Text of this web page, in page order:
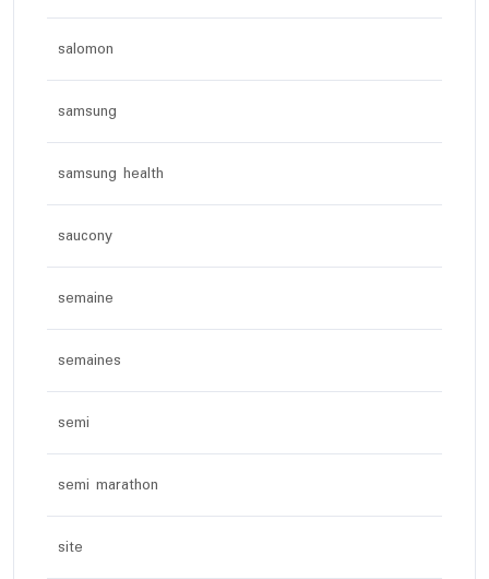
salomon
samsung
samsung health
saucony
semaine
semaines
semi
semi marathon
site